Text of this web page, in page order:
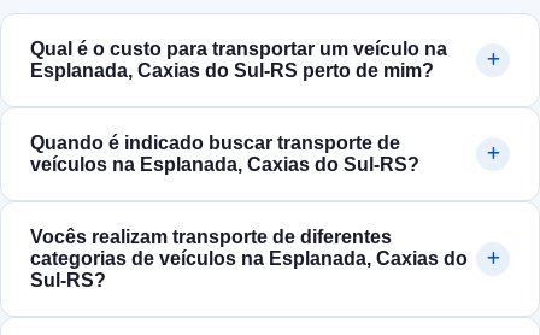
Qual é o custo para transportar um veículo na
Esplanada, Caxias do Sul‑RS perto de mim?
Quando é indicado buscar transporte de
veículos na Esplanada, Caxias do Sul‑RS?
Vocês realizam transporte de diferentes
categorias de veículos na Esplanada, Caxias do
Sul‑RS?